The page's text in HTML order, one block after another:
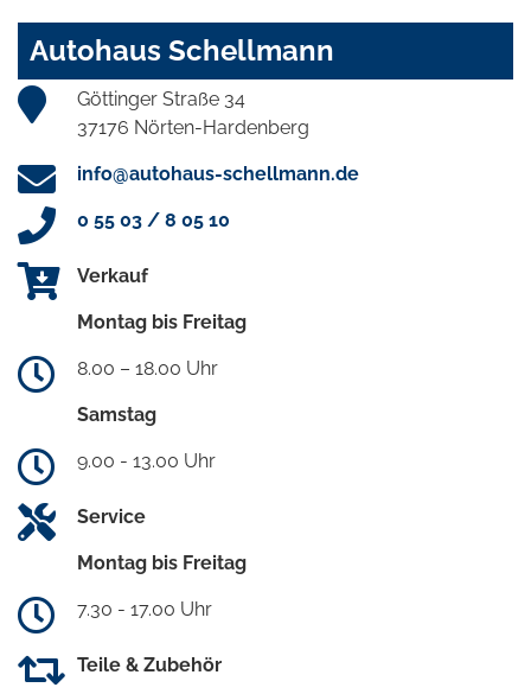
Autohaus Schellmann
Göttinger Straße 34
37176 Nörten-Hardenberg
info@autohaus-schellmann.de
0 55 03 / 8 05 10
Verkauf
Montag bis Freitag
8.00 – 18.00 Uhr
Samstag
9.00 - 13.00 Uhr
Service
Montag bis Freitag
7.30 - 17.00 Uhr
Teile & Zubehör